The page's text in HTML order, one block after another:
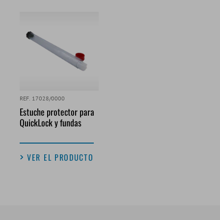
REF. 17028/0000
Estuche protector para
QuickLock y fundas
VER EL PRODUCTO